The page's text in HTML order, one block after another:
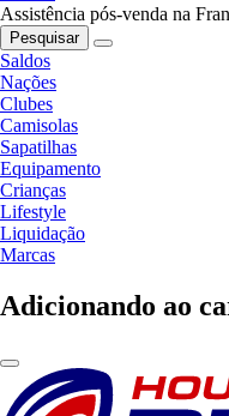
Assistência pós-venda na
Pesquisar
Saldos
Nações
Clubes
Camisolas
Sapatilhas
Equipamento
Crianças
Lifestyle
Liquidação
Marcas
Adicionando ao